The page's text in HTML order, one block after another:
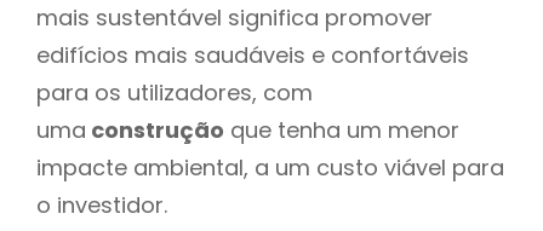
mais sustentável significa promover
edifícios mais saudáveis e confortáveis
para os utilizadores, com
uma construção que tenha um menor
impacte ambiental, a um custo viável para
o investidor.